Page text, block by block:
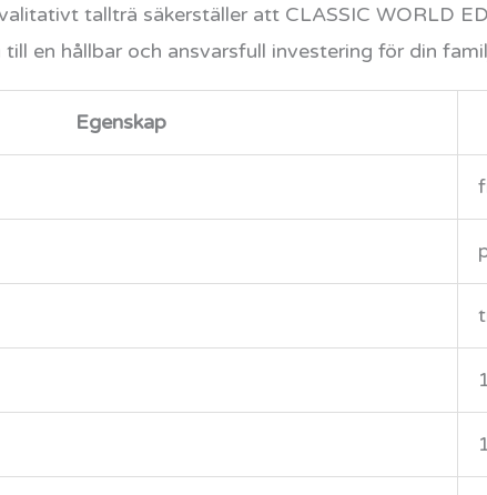
tallträ säkerställer att CLASSIC WORLD
en hållbar och ansvarsfull investering för din
Egenskap